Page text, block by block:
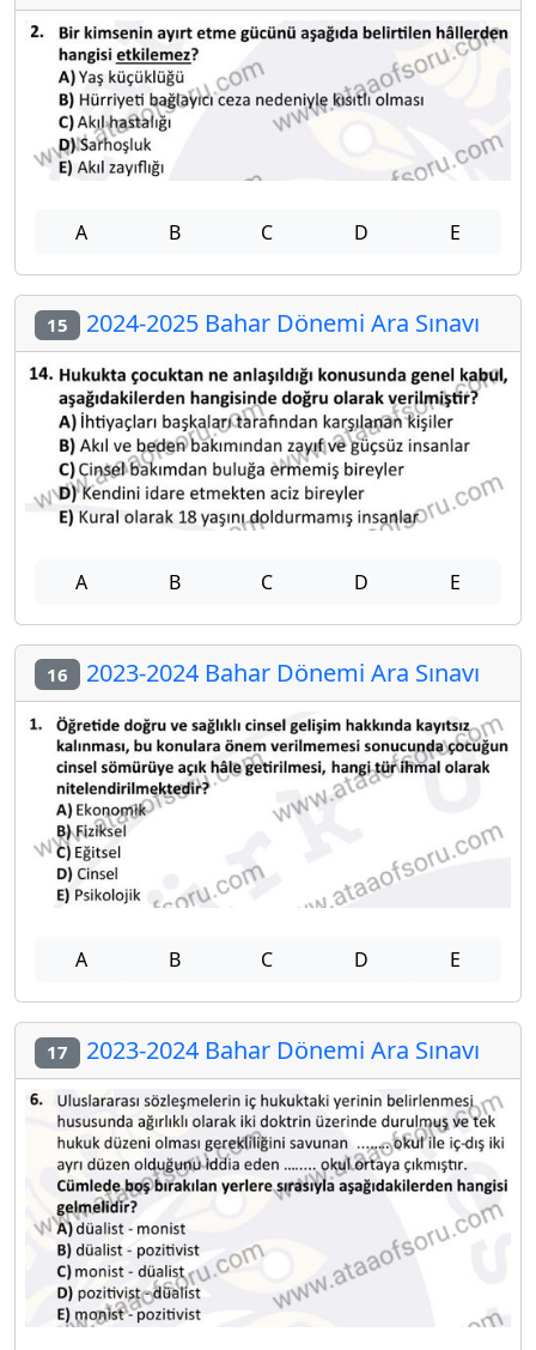
A B C D E
15 2024-2025 Bahar Dönemi Ara Sınavı
A B C D E
16 2023-2024 Bahar Dönemi Ara Sınavı
A B C D E
17 2023-2024 Bahar Dönemi Ara Sınavı